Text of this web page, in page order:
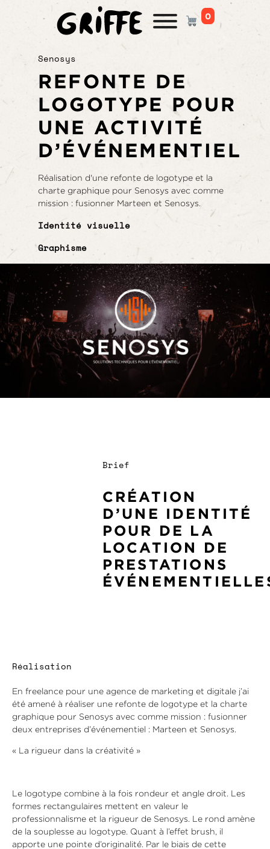
PANIER
0
Senosys
REFONTE DE
LOGOTYPE POUR
UNE ACTIVITÉ
D’ÉVÉNEMENTIEL
Réalisation d'une refonte de logotype et la
charte graphique pour Senosys avec comme
mission : fusionner Marteen et Senosys.
Identité visuelle
Graphisme
Brief
CRÉATION
D’UNE IDENTITÉ
POUR DE LA
LOCATION DE
PRESTATIONS
Réalisation
En freelance pour une agence de marketing et digitale j’ai
été amené à réaliser une refonte de logotype et la charte
graphique pour Senosys avec comme mission : fusionner
deux entreprises d’événementiel : Marteen et Senosys.
« La rigueur dans la créativité »
Le logotype combine à la fois rondeur et angle droit. Les
formes rectangulaires mettent en valeur le
professionnalisme et la rigueur de Senosys. Le rond amène
de la souplesse au logotype. Quant à l’effet brush, il
apporte une pointe d’originalité. Par le biais de cette